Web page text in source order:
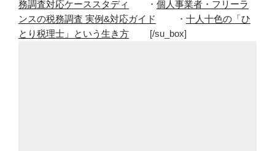
務調査対応ケーススタディ
・ 個人事業者・フリーラ
ンスの税務調査 実例&対応ガイド
・ 十人十色の「ひ
とり税理士」という生き方 [/su_box]